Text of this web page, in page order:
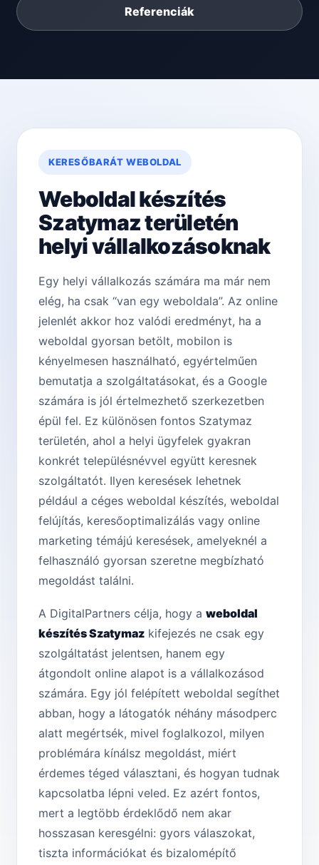
Referenciák
KERESŐBARÁT WEBOLDAL
Weboldal készítés
Szatymaz területén
helyi vállalkozásoknak
Egy helyi vállalkozás számára ma már nem
elég, ha csak “van egy weboldala”. Az online
jelenlét akkor hoz valódi eredményt, ha a
weboldal gyorsan betölt, mobilon is
kényelmesen használható, egyértelműen
bemutatja a szolgáltatásokat, és a Google
számára is jól értelmezhető szerkezetben
épül fel. Ez különösen fontos Szatymaz
területén, ahol a helyi ügyfelek gyakran
konkrét településnévvel együtt keresnek
szolgáltatót. Ilyen keresések lehetnek
például a céges weboldal készítés, weboldal
felújítás, keresőoptimalizálás vagy online
marketing témájú keresések, amelyeknél a
felhasználó gyorsan szeretne megbízható
megoldást találni.
A DigitalPartners célja, hogy a weboldal
készítés Szatymaz kifejezés ne csak egy
szolgáltatást jelentsen, hanem egy
átgondolt online alapot is a vállalkozásod
számára. Egy jól felépített weboldal segíthet
abban, hogy a látogatók néhány másodperc
alatt megértsék, mivel foglalkozol, milyen
problémára kínálsz megoldást, miért
érdemes téged választani, és hogyan tudnak
kapcsolatba lépni veled. Ez azért fontos,
mert a legtöbb érdeklődő nem akar
hosszasan keresgélni: gyors válaszokat,
tiszta információkat és bizalomépítő